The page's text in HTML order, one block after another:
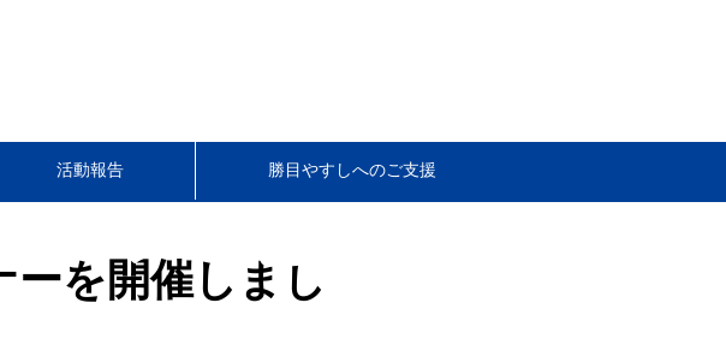
活動報告 勝目やすしへのご支援
を開催しまし